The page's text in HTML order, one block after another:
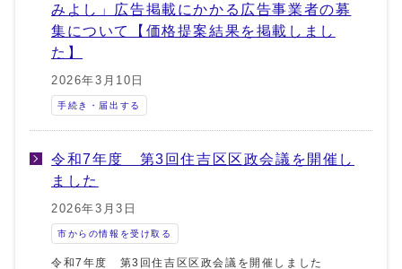
みよし」広告掲載にかかる広告事業者の募
集について【価格提案結果を掲載しまし
た】
2026年3月10日
手続き・届出する
令和7年度 第3回住吉区区政会議を開催し
ました
2026年3月3日
市からの情報を受け取る
令和7年度 第3回住吉区区政会議を開催しました